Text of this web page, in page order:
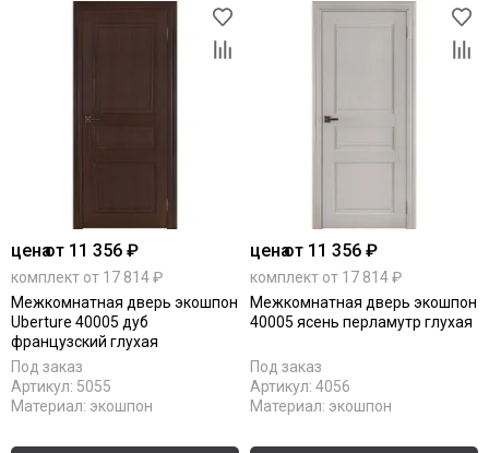
ценаот 11 356 ₽
комплект от 17 814 ₽
Межкомнатная дверь экошпон
Uberture 40005 дуб
французский глухая
Под заказ
Артикул: 5055
Материал: экошпон
ценаот 11 356 ₽
комплект от 17 814 ₽
Межкомнатная дверь экошпон
40005 ясень перламутр глухая
Под заказ
Артикул: 4056
Материал: экошпон